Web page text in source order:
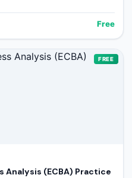
Free
FREE
(ECBA) Practice